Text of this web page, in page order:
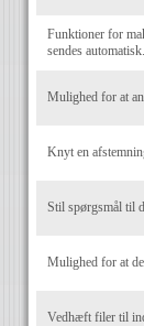
Funktioner for
sendes automatisk.
Mulighed for at
Knyt en
Stil spørgsmål til
Mulighed for at
Vedhæft filer til